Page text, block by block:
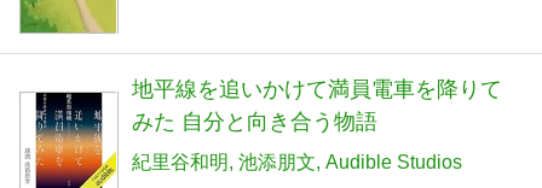
地平線を追いかけて満員電車を降りて
みた 自分と向き合う物語
紀里谷和明 池添朋文 Audible Studios